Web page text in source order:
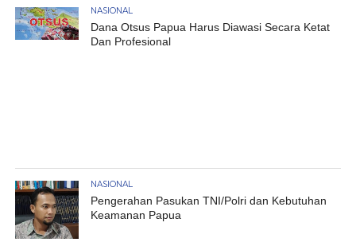
NASIONAL
Dana Otsus Papua Harus Diawasi Secara Ketat
Dan Profesional
NASIONAL
Pengerahan Pasukan TNI/Polri dan Kebutuhan
Keamanan Papua